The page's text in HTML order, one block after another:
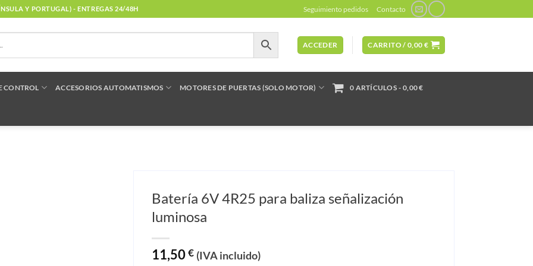
Y PORTUGAL) - ENTREGAS 24/48H Seguimiento pedidos Contacto
ACCEDER CARRITO / 0,00 €
CONTROL ACCESORIOS AUTOMATISMOS MOTORES DE PUERTAS (SOLO MOTOR) 0 ARTÍCULOS 0,00 €
Batería 6V 4R25 para baliza señalización
luminosa
11,50 € (IVA incluido)